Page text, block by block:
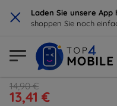
× Laden Sie unsere
shoppen Sie noch
14,90 €
13,41 €